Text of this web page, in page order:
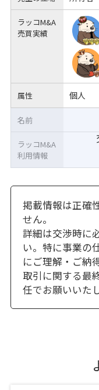
ラッコM&A
売買実績
属性 個人
名前
ラッコM&A
利用情報
掲載情報は正確
せん。
詳細は交渉時に
い。特に事業の
にご理解・ご納
取引に関する最
任でお願いいた